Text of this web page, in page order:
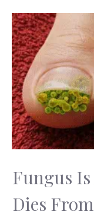
Fungus
Dies